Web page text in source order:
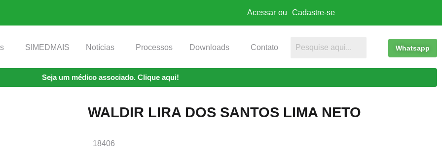
Acessar ou Cadastre-se
SIMEDMAIS Notícias Processos Downloads Contato Whatsapp
Seja um médico associado. Clique aqui!
WALDIR LIRA DOS SANTOS LIMA NETO
18406